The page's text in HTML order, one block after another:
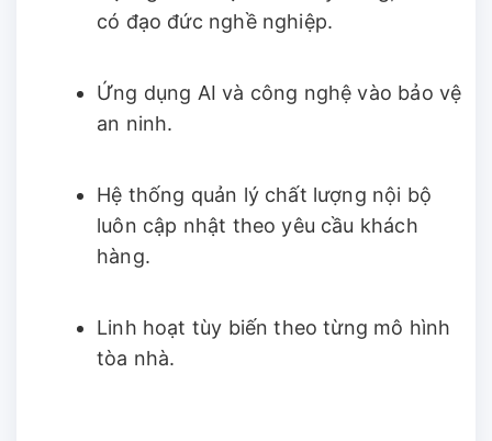
có đạo đức nghề nghiệp.
Ứng dụng AI và công nghệ vào bảo vệ
an ninh.
Hệ thống quản lý chất lượng nội bộ
luôn cập nhật theo yêu cầu khách
hàng.
Linh hoạt tùy biến theo từng mô hình
tòa nhà.